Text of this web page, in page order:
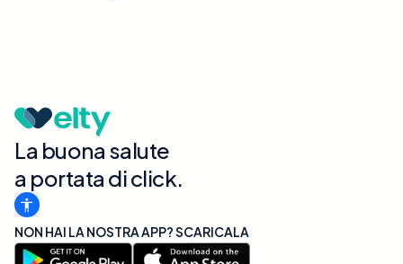
La buona salute
a portata di click.
NON HAI LA NOSTRA APP? SCARICALA